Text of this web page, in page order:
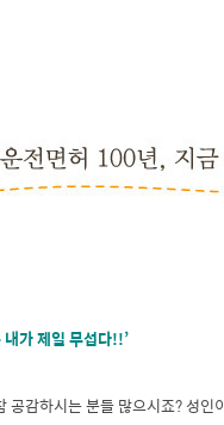
내가 제일 무섭다!!’
감하시는 분들 많으시죠? 성